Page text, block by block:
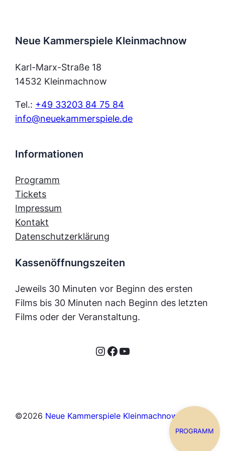
PROGRAMM
Neue Kammerspiele Kleinmachnow
Karl-Marx-Straße 18
14532 Kleinmachnow
Tel.: +49 33203 84 75 84
info@neuekammerspiele.de
Informationen
Programm
Tickets
Impressum
Kontakt
Datenschutzerklärung
Kassenöffnungszeiten
Jeweils 30 Minuten vor Beginn des ersten
Films bis 30 Minuten nach Beginn des letzten
Films oder der Veranstaltung.
Instagram Facebook YouTube
©2026 Neue Kammerspiele Kleinmachnow